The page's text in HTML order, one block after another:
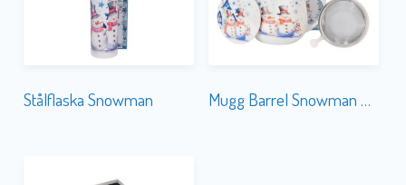
Stålflaska Snowman Mugg Barrel Snowman m.Tesil